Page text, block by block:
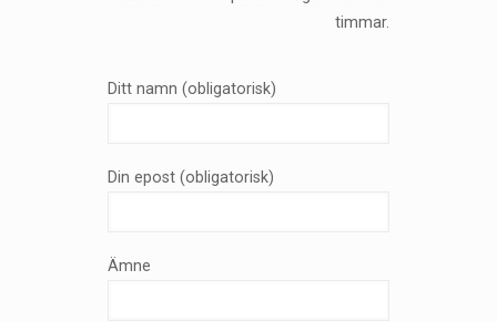
timmar.
Ditt namn (obligatorisk)
Din epost (obligatorisk)
Ämne